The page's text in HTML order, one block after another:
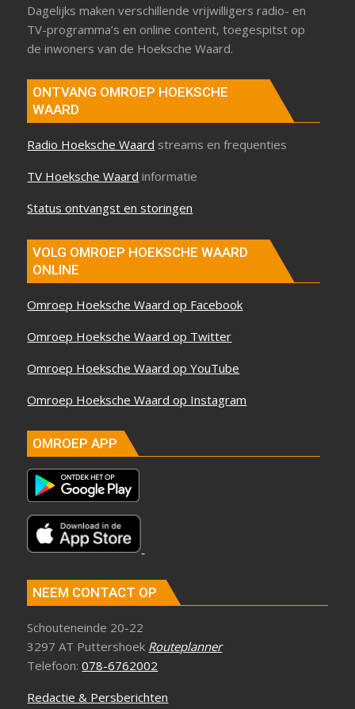
Dagelijks maken verschillende vrijwilligers radio- en
TV-programma’s en online content, toegespitst op
de inwoners van de Hoeksche Waard.
ONTVANG OMROEP HOEKSCHE
WAARD
Radio Hoeksche Waard streams en frequenties
TV Hoeksche Waard informatie
Status ontvangst en storingen
VOLG OMROEP HOEKSCHE WAARD
ONLINE
Omroep Hoeksche Waard op Facebook
Omroep Hoeksche Waard op Twitter
Omroep Hoeksche Waard op YouTube
Omroep Hoeksche Waard op Instagram
OMROEP APP
NEEM CONTACT OP
Schouteneinde 20-22
3297 AT Puttershoek Routeplanner
Telefoon:078-6762002
Redactie & Persberichten